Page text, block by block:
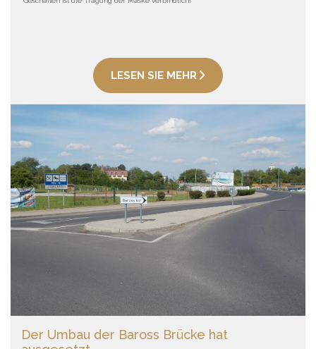
LESEN SIE MEHR
Der Umbau der Baross Brücke hat